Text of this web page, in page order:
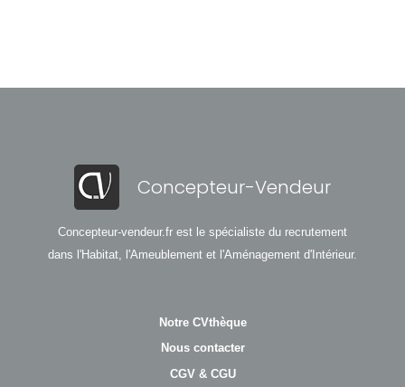
Concepteur-Vendeur
Concepteur-vendeur.fr est le spécialiste du recrutement
dans l'Habitat, l'Ameublement et l'Aménagement d'Intérieur.
Notre CVthèque
Nous contacter
CGV & CGU